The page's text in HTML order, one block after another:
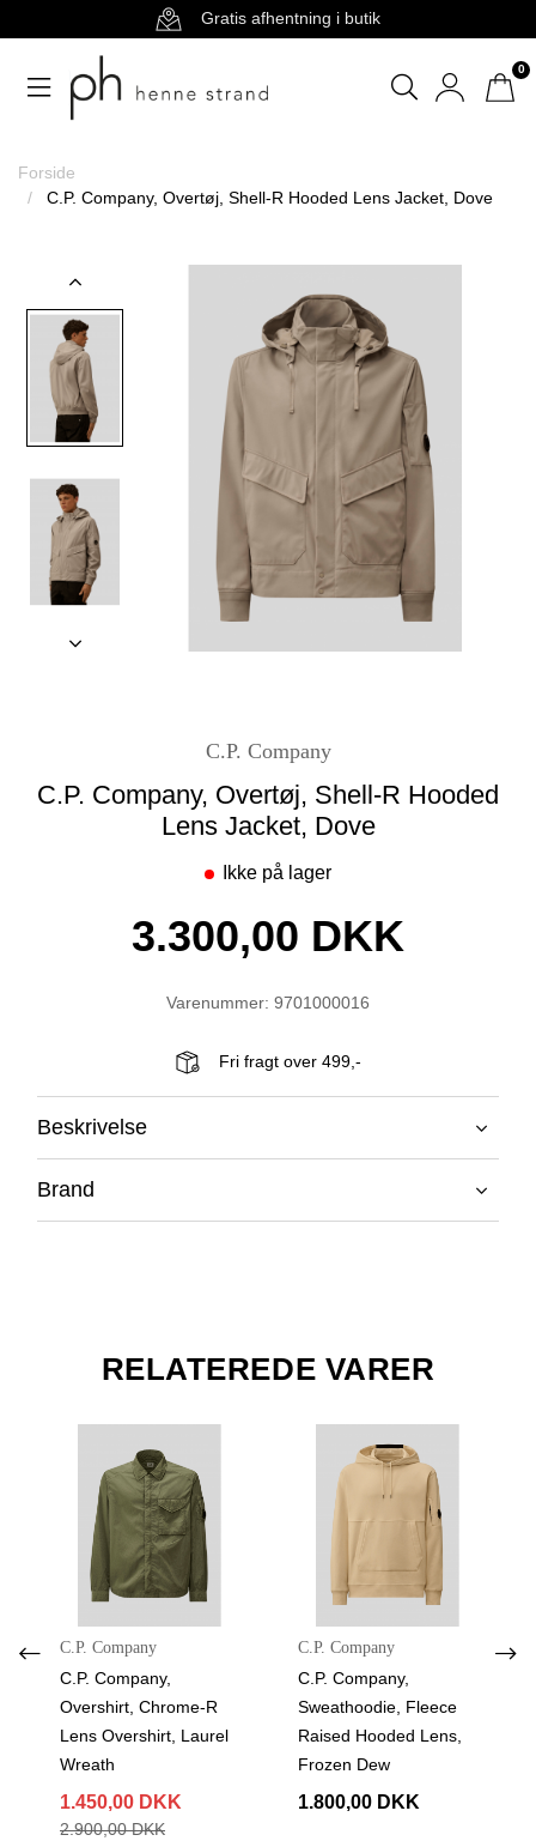
Gratis afhentning i butik
0
Forside
C.P. Company, Overtøj, Shell-R Hooded Lens Jacket, Dove
C.P. Company
C.P. Company, Overtøj, Shell-R Hooded
Lens Jacket, Dove
Ikke på lager
3.300,00 DKK
Varenummer: 9701000016
Fri fragt over 499,-
Beskrivelse
Brand
RELATEREDE VARER
C.P. Company
C.P. Company,
Overshirt, Chrome-R
Lens Overshirt, Laurel
Wreath
1.450,00 DKK
2.900,00 DKK
C.P. Company
C.P. Company,
Sweathoodie, Fleece
Raised Hooded Lens,
Frozen Dew
1.800,00 DKK